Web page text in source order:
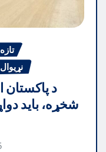
نړیوال
د پاکستان
شخړه، باید